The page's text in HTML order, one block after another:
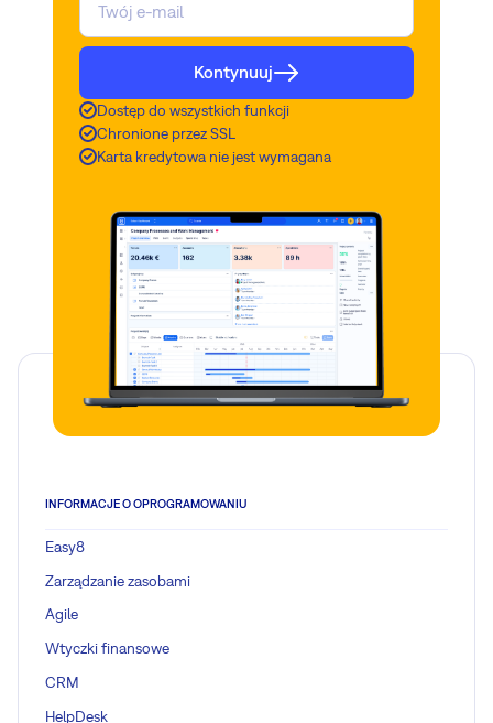
Kontynuuj
Dostęp do wszystkich funkcji
Chronione przez SSL
Karta kredytowa nie jest wymagana
INFORMACJE O OPROGRAMOWANIU
Easy8
Zarządzanie zasobami
Agile
Wtyczki finansowe
CRM
HelpDesk